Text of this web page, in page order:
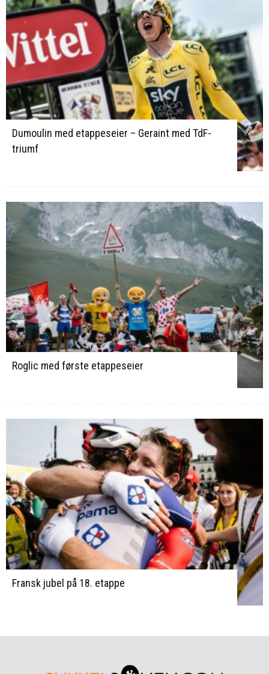
Dumoulin med etappeseier – Geraint med TdF-
triumf
Roglic med første etappeseier
Fransk jubel på 18. etappe